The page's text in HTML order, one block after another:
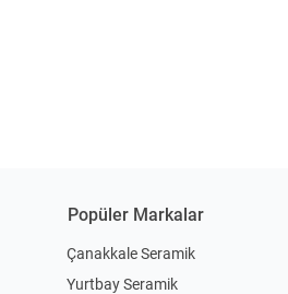
Popüler Markalar
Çanakkale Seramik
Yurtbay Seramik